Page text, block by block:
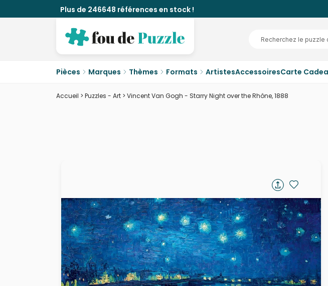
Plus de 246648 références en stock !
Pièces Marques Thèmes Formats ArtistesAccessoiresCarte
Accueil > Puzzles - Art > Vincent Van Gogh - Starry Night over the Rhône, 1888